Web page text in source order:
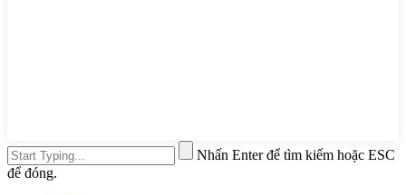
Nhấn Enter để tìm kiếm hoặc ESC
để đóng.